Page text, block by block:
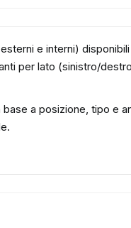
e interni)
per lato (sinistro/
a posizione, tipo e